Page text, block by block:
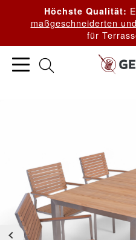
Höchste Qualität:
maßgeschneiderten
für